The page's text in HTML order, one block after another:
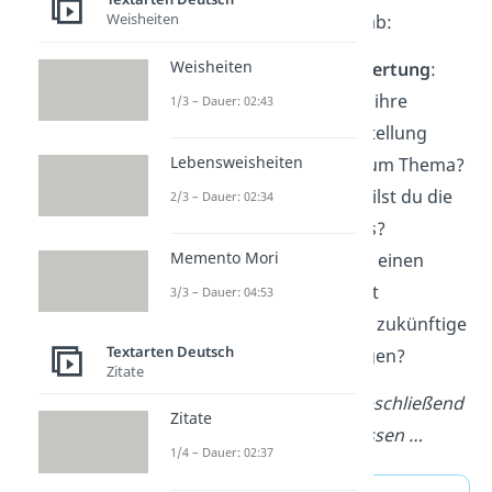
deine Sachtextanalyse ab:
abschließende Bewertung:
Erfüllt die Textsorte ihre
Funktion? Welche Stellung
bezieht der Autor zum Thema?
eigene Meinung:
Teilst du die
Meinung des Autors?
Ausblick:
Kannst du einen
Aspekt aus dem Text
aufgreifen und eine zukünftige
Entwicklung aufzeigen?
Abschließend
lässt sich zusammenfassen …
Weisheiten
Weisheiten
1/3 – Dauer: 02:43
Lebensweisheiten
2/3 – Dauer: 02:34
Memento Mori
3/3 – Dauer: 04:53
Textarten Deutsch
Zitate
Zitate
1/4 – Dauer: 02:37